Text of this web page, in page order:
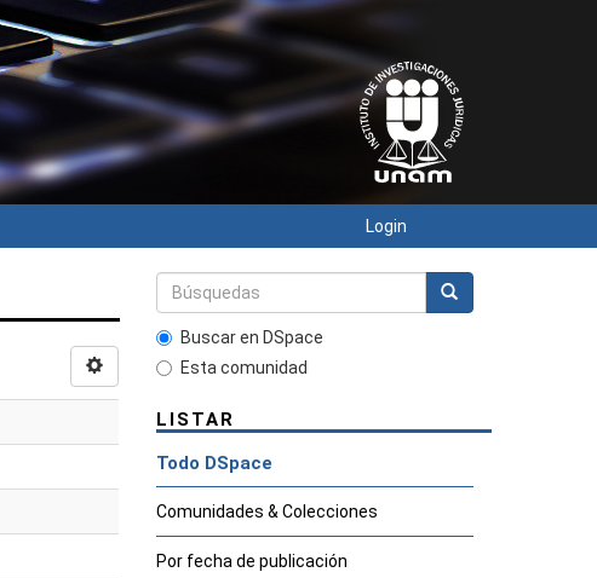
Login
Buscar en DSpace
Esta comunidad
LISTAR
Todo DSpace
Comunidades & Colecciones
Por fecha de publicación